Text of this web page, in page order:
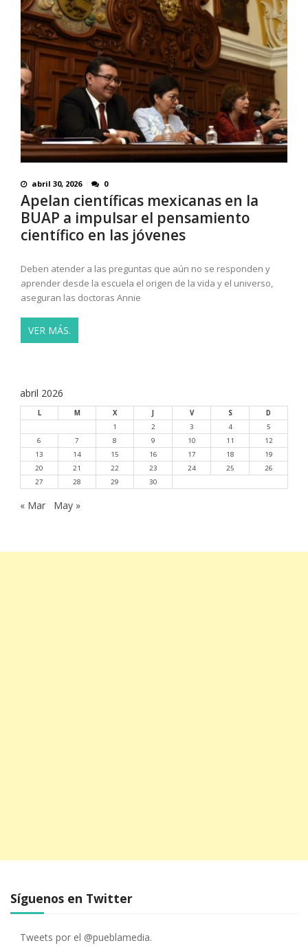
abril 30, 2026 0
Apelan científicas mexicanas en la
BUAP a impulsar el pensamiento
científico en las jóvenes
Deben atender a las preguntas que aún no se responden y
aprender desde la escuela el origen de la vida y el universo,
aseguran las doctoras Annie
VER MÁS.
abril 2026
L M X V S
D
1
2 3 4
5
6
7 8 9 10 11
12
13
14 15 16 17 18
19
20
21 22 23 24 25
26
27
28 29 30
« Mar May »
Síguenos en Twitter
Tweets por el @pueblamedia.